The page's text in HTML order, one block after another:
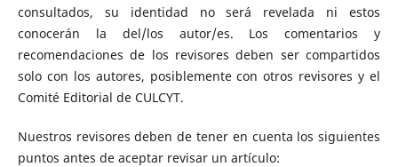
consultados, su identidad no será revelada ni estos
conocerán la del/los autor/es. Los comentarios y
recomendaciones de los revisores deben ser compartidos
solo con los autores, posiblemente con otros revisores y el
Comité Editorial de CULCYT.
Nuestros revisores deben de tener en cuenta los siguientes
puntos antes de aceptar revisar un artículo: